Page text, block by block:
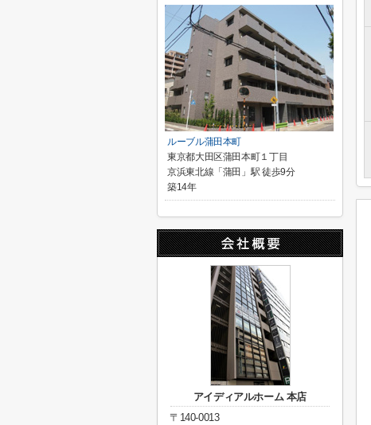
ルーブル蒲田本町
東京都大田区蒲田本町１丁目
京浜東北線「蒲田」駅 徒歩9分
築14年
アイディアルホーム 本店
〒140-0013